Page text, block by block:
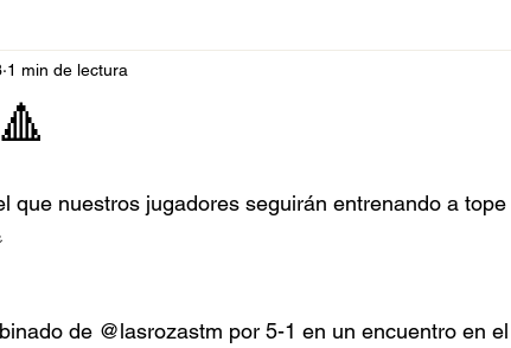
1 min de lectura
que nuestros jugadores seguirán entrenando a tope
de @lasrozastm por 5-1 en un encuentro en el